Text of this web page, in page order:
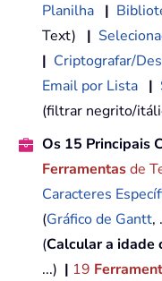
Planilha |
Text) |
| Criptografar/
Email por Lista |
(filtrar negrito/
Os 15 Principais
Ferramentasde
Caracteres
(Gráfico de Gantt,
(Calcular a idade
...) | 19